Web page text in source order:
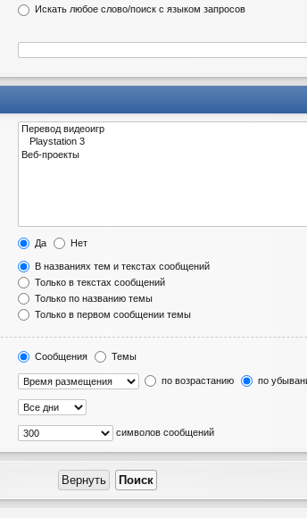
Искать любое слово/поиск с языком запросов
Да Нет
В названиях тем и текстах сообщений
Только в текстах сообщений
Только по названию темы
Только в первом сообщении темы
Сообщения Темы
по возрастанию по
символов сообщений